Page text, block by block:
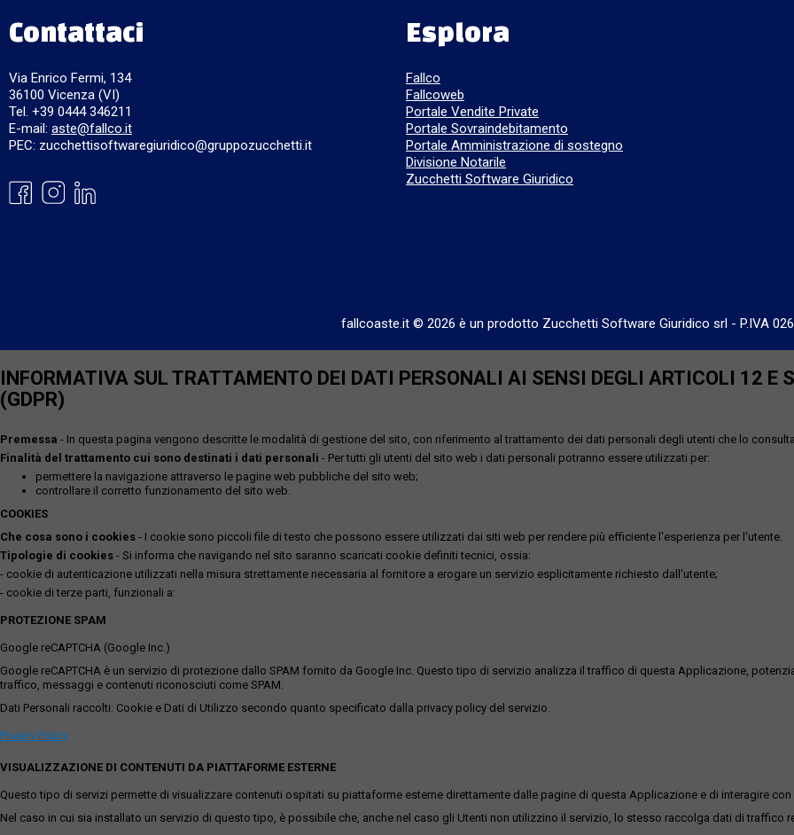
Contattaci
Via Enrico Fermi, 134
36100 Vicenza (VI)
Tel. +39 0444 346211
E-mail: aste@fallco.it
PEC: zucchettisoftwaregiuridico@gruppozucchetti.it
Esplora
Fallco
Fallcoweb
Portale Vendite Private
Portale Sovraindebitamento
Portale Amministrazione di sostegno
Divisione Notarile
Zucchetti Software Giuridico
fallcoaste.it © 2026 è un prodotto Zucchetti Software Giuridico srl - P.IVA
INFORMATIVA SUL TRATTAMENTO DEI DATI PERSONALI AI SENSI DEGLI ARTICOLI 12 E
(GDPR)
Premessa - In questa pagina vengono descritte le modalità di gestione del sito, con riferimento al trattamento dei dati personali degli utenti che lo
Finalità del trattamento cui sono destinati i dati personali - Per tutti gli utenti del sito web i dati personali potranno essere utilizzati per:
permettere la navigazione attraverso le pagine web pubbliche del sito web;
controllare il corretto funzionamento del sito web.
COOKIES
Che cosa sono i cookies - I cookie sono piccoli file di testo che possono essere utilizzati dai siti web per rendere più efficiente l'esperienza per l'utente.
Tipologie di cookies - Si informa che navigando nel sito saranno scaricati cookie definiti tecnici, ossia:
- cookie di autenticazione utilizzati nella misura strettamente necessaria al fornitore a erogare un servizio esplicitamente richiesto dall'utente;
- cookie di terze parti, funzionali a:
PROTEZIONE SPAM
Google reCAPTCHA (Google Inc.)
Google reCAPTCHA è un servizio di protezione dallo SPAM fornito da Google Inc. Questo tipo di servizio analizza il traffico di questa Applicazione,
traffico, messaggi e contenuti riconosciuti come SPAM.
Dati Personali raccolti: Cookie e Dati di Utilizzo secondo quanto specificato dalla privacy policy del servizio.
Privacy Policy
VISUALIZZAZIONE DI CONTENUTI DA PIATTAFORME ESTERNE
Questo tipo di servizi permette di visualizzare contenuti ospitati su piattaforme esterne direttamente dalle pagine di questa Applicazione e di interagire con
Nel caso in cui sia installato un servizio di questo tipo, è possibile che, anche nel caso gli Utenti non utilizzino il servizio, lo stesso raccolga dati di traffico